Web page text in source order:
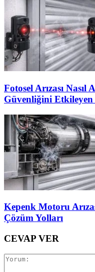
Fotosel Arızası
Güvenliğini
Kepenk Motoru
Çözüm Yolları
CEVAP VER